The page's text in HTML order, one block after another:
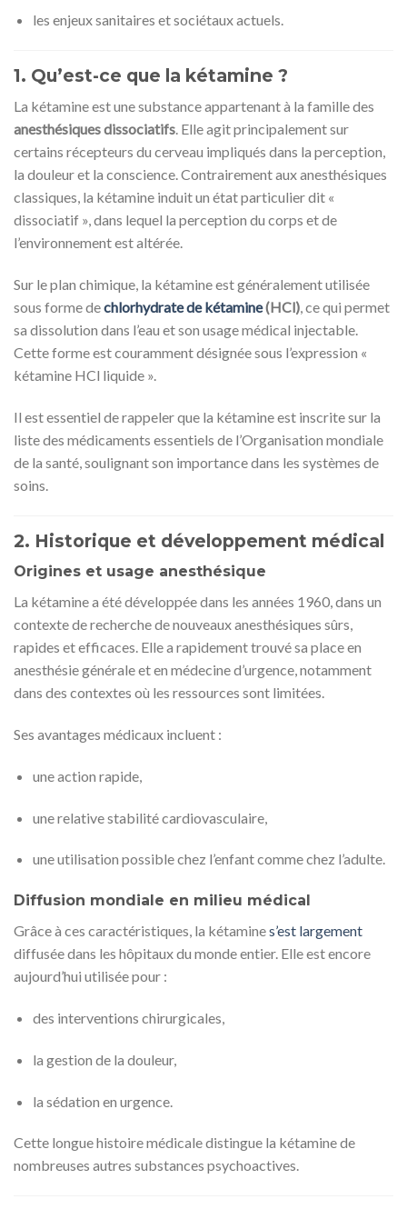
les enjeux sanitaires et sociétaux actuels.
1. Qu’est-ce que la kétamine ?
La kétamine est une substance appartenant à la famille des
anesthésiques dissociatifs. Elle agit principalement sur
certains récepteurs du cerveau impliqués dans la perception,
la douleur et la conscience. Contrairement aux anesthésiques
classiques, la kétamine induit un état particulier dit «
dissociatif », dans lequel la perception du corps et de
l’environnement est altérée.
Sur le plan chimique, la kétamine est généralement utilisée
sous forme dechlorhydrate de kétamine(HCl), ce qui permet
sa dissolution dans l’eau et son usage médical injectable.
Cette forme est couramment désignée sous l’expression «
kétamine HCl liquide ».
Il est essentiel de rappeler que la kétamine est inscrite sur la
liste des médicaments essentiels de l’Organisation mondiale
de la santé, soulignant son importance dans les systèmes de
soins.
2. Historique et développement médical
Origines et usage anesthésique
La kétamine a été développée dans les années 1960, dans un
contexte de recherche de nouveaux anesthésiques sûrs,
rapides et efficaces. Elle a rapidement trouvé sa place en
anesthésie générale et en médecine d’urgence, notamment
dans des contextes où les ressources sont limitées.
Ses avantages médicaux incluent :
une action rapide,
une relative stabilité cardiovasculaire,
une utilisation possible chez l’enfant comme chez l’adulte.
Diffusion mondiale en milieu médical
Grâce à ces caractéristiques, la kétamines’est largement
diffusée dans les hôpitaux du monde entier. Elle est encore
aujourd’hui utilisée pour :
des interventions chirurgicales,
la gestion de la douleur,
la sédation en urgence.
Cette longue histoire médicale distingue la kétamine de
nombreuses autres substances psychoactives.